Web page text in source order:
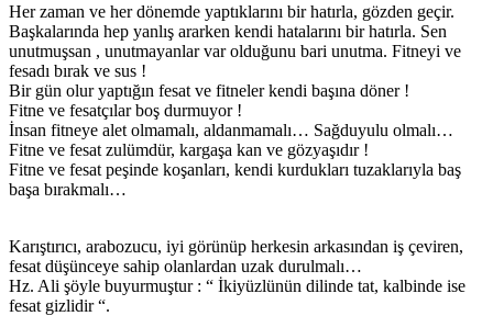
Her zaman ve her dönemde yaptıklarını bir hatırla, gözden geçir.
Başkalarında hep yanlış ararken kendi hatalarını bir hatırla. Sen
unutmuşsan , unutmayanlar var olduğunu bari unutma. Fitneyi ve
fesadı bırak ve sus !
Bir gün olur yaptığın fesat ve fitneler kendi başına döner !
Fitne ve fesatçılar boş durmuyor !
İnsan fitneye alet olmamalı, aldanmamalı… Sağduyulu olmalı…
Fitne ve fesat zulümdür, kargaşa kan ve gözyaşıdır !
Fitne ve fesat peşinde koşanları, kendi kurdukları tuzaklarıyla baş
başa bırakmalı…
Karıştırıcı, arabozucu, iyi görünüp herkesin arkasından iş çeviren,
fesat düşünceye sahip olanlardan uzak durulmalı…
Hz. Ali şöyle buyurmuştur : “ İkiyüzlünün dilinde tat, kalbinde ise
fesat gizlidir “.